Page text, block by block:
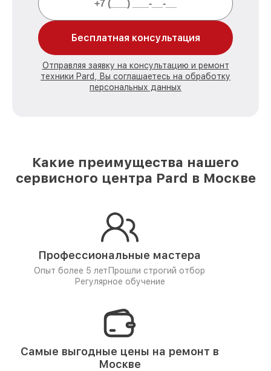
Бесплатная консультация
Отправляя заявку на консультацию и ремонт
техники Pard, Вы соглашаетесь на обработку
персональных данных
Какие преимущества нашего
сервисного центра Pard в Москве
Профессиональные мастера
Опыт более 5 лет Прошли строгий отбор
Регулярное обучение
Самые выгодные цены на ремонт в
Москве